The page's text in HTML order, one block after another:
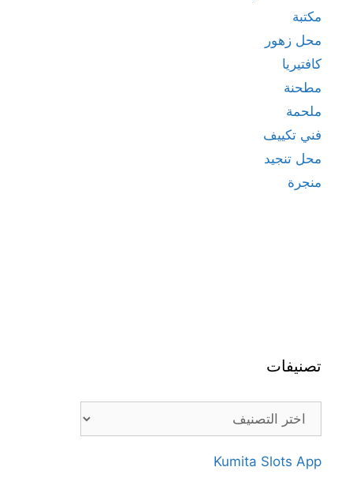
مكتبة
محل زهور
كافتيريا
مطحنة
ملحمة
فني تكييف
محل تنجيد
منجرة
تصنيفات
تصنيفات
Kumita Slots App